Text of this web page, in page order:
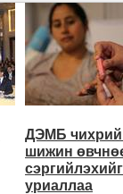
ДЭМБ
шижин
сэргийлэхийг
уриаллаа